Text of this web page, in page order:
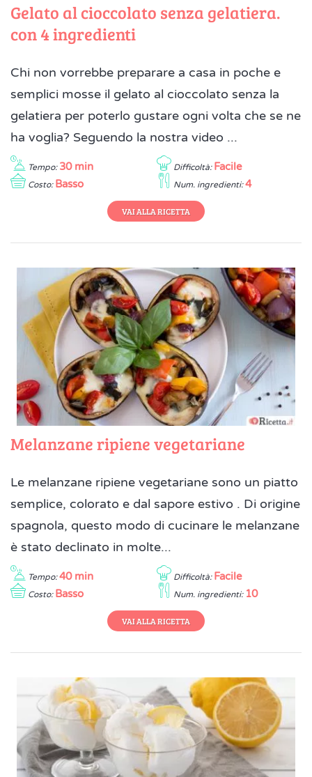
Gelato al cioccolato senza gelatiera.
con 4 ingredienti
Chi non vorrebbe preparare a casa in poche e
semplici mosse il gelato al cioccolato senza la
gelatiera per poterlo gustare ogni volta che se ne
ha voglia? Seguendo la nostra video ...
Tempo: 30 min Difficoltà: Facile
Costo: Basso Num. ingredienti: 4
VAI ALLA RICETTA
Melanzane ripiene vegetariane
Le melanzane ripiene vegetariane sono un piatto
semplice, colorato e dal sapore estivo . Di origine
spagnola, questo modo di cucinare le melanzane
è stato declinato in molte...
Tempo: 40 min Difficoltà: Facile
Costo: Basso Num. ingredienti: 10
VAI ALLA RICETTA